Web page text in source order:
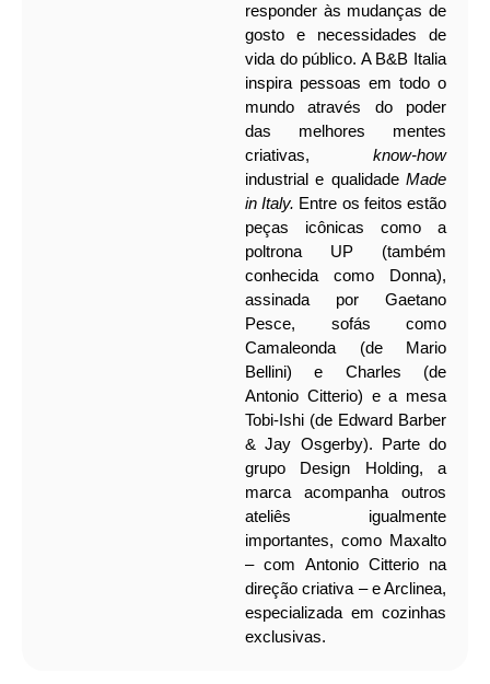
responder às mudanças de
gosto e necessidades de
vida do público. A B&B Italia
inspira pessoas em todo o
mundo através do poder
das melhores mentes
criativas, know-how
industrial e qualidade Made
in Italy. Entre os feitos estão
peças icônicas como a
poltrona UP (também
conhecida como Donna),
assinada por Gaetano
Pesce, sofás como
Camaleonda (de Mario
Bellini) e Charles (de
Antonio Citterio) e a mesa
Tobi-Ishi (de Edward Barber
& Jay Osgerby). Parte do
grupo Design Holding, a
marca acompanha outros
ateliês igualmente
importantes, como Maxalto
– com Antonio Citterio na
direção criativa – e Arclinea,
especializada em cozinhas
exclusivas.